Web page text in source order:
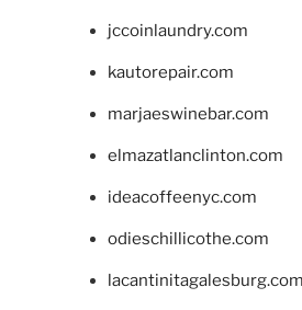
jccoinlaundry.com
kautorepair.com
marjaeswinebar.com
elmazatlanclinton.com
ideacoffeenyc.com
odieschillicothe.com
lacantinitagalesburg.com